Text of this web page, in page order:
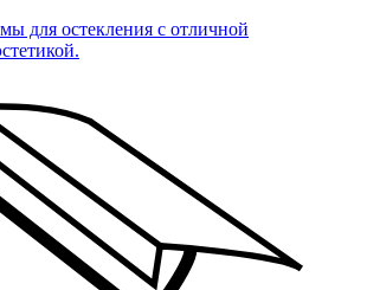
для остекления с отличной